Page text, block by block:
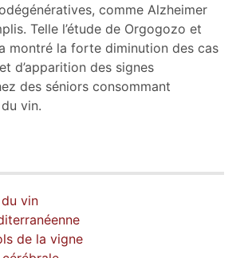
comme Alzheimer
Telle l’étude de Orgogozo et
montré la forte diminution des cas
d’apparition des signes
des séniors consommant
vin.
vin
de la vigne